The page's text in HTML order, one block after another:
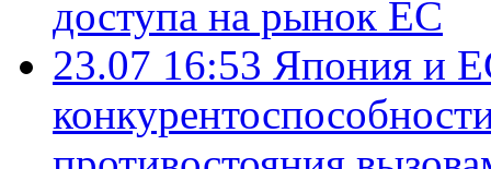
доступа на рынок ЕС
23.07 16:53 Япония и